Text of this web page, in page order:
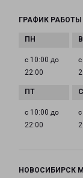
ГРАФИК РАБОТЫ
с 10:00 до
22:00
с 10:00 до
22:00
НОВОСИБИРСК